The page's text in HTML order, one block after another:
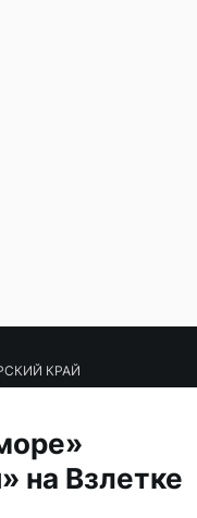
КРАЙ
на Взлетке